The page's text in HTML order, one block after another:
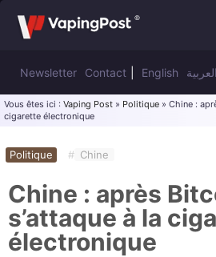
Newsletter Contact English العربية
Vous êtes ici : Vaping Post » Politique » Chine :
cigarette électronique
Politique # Chine
Chine : après
s’attaque à la
électronique